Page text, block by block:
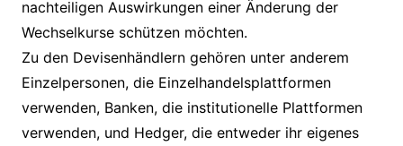
nachteiligen Auswirkungen einer Änderung der
Wechselkurse schützen möchten.
Zu den Devisenhändlern gehören unter anderem
Einzelpersonen, die Einzelhandelsplattformen
verwenden, Banken, die institutionelle Plattformen
verwenden, und Hedger, die entweder ihr eigenes